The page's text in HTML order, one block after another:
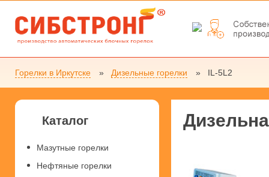
Горелки в Иркутске Дизельные горелки IL-5L2
Каталог
Мазутные горелки
Нефтяные горелки